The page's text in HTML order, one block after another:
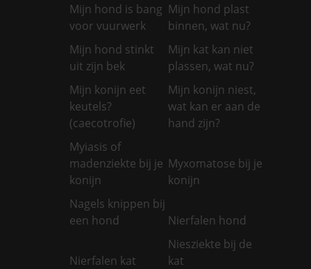
Mijn hond is bang
voor vuurwerk
Mijn hond plast
binnen, wat nu?
Mijn hond stinkt
uit zijn bek
Mijn kat kan niet
plassen, wat nu?
Mijn konijn eet
keutels?
(caecotrofie)
Mijn konijn niest,
wat kan er aan de
hand zijn?
Myiasis of
madenziekte bij je
konijn
Myxomatose bij je
konijn
Nagels knippen bij
een hond
Nierfalen hond
Nierfalen kat
Niesziekte bij de
kat